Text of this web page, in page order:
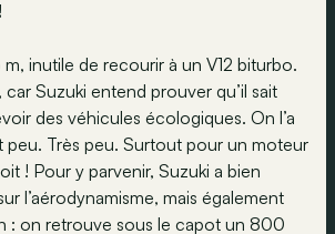
inutile de recourir à un V12 biturbo.
Suzuki entend prouver qu’il sait
des véhicules écologiques. On l’a
peu. Très peu. Surtout pour un moteur
! Pour y parvenir, Suzuki a bien
l’aérodynamisme, mais également
: on retrouve sous le capot un 800